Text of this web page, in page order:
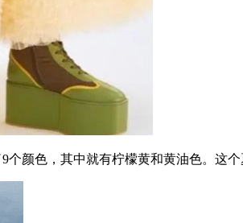
颜色，其中就有柠檬黄和黄油色。这